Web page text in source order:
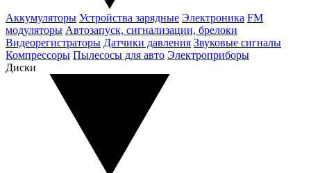
Аккумуляторы Устройства зарядные Электроника FM
модуляторы Автозапуск, сигнализации, брелоки
Видеорегистраторы Датчики давления Звуковые сигналы
Компрессоры Пылесосы для авто Электроприборы
Диски